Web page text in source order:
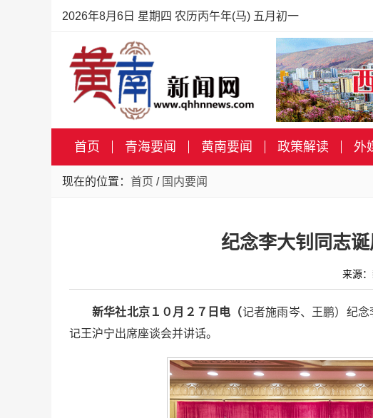
2026年8月6日 星期四 农历丙午年(马) 五月初一
首页 青海要闻 黄南要闻 政策解读 外
现在的位置： 首页 / 国内要闻
纪念李大钊同志
来源
新华社北京１０月２７日电（记者施雨岑、王鹏）纪
记王沪宁出席座谈会并讲话。